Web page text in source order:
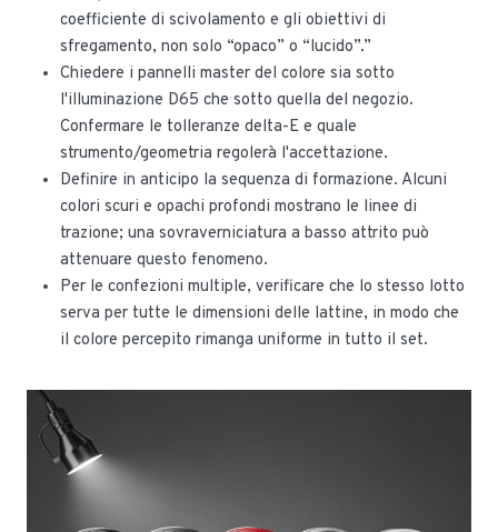
coefficiente di scivolamento e gli obiettivi di
sfregamento, non solo “opaco” o “lucido”.”
Chiedere i pannelli master del colore sia sotto
l'illuminazione D65 che sotto quella del negozio.
Confermare le tolleranze delta-E e quale
strumento/geometria regolerà l'accettazione.
Definire in anticipo la sequenza di formazione. Alcuni
colori scuri e opachi profondi mostrano le linee di
trazione; una sovraverniciatura a basso attrito può
attenuare questo fenomeno.
Per le confezioni multiple, verificare che lo stesso lotto
serva per tutte le dimensioni delle lattine, in modo che
il colore percepito rimanga uniforme in tutto il set.